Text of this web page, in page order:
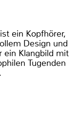
ein Kopfhörer,
Design und
ein Klangbild mit
Tugenden